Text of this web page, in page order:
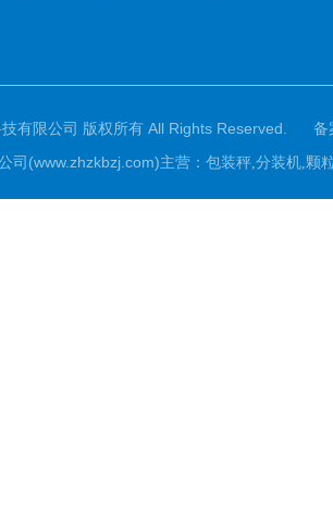
有限公司 版权所有 All Rights Reserved.
备
司(www.zhzkbzj.com)主营： 包装秤,分装机,颗